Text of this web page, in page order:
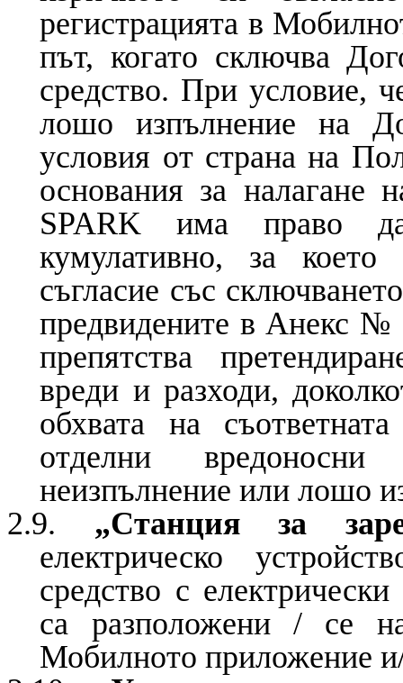
регистрацията в
път, когато сключва
средство. При условие,
лошо изпълнение на
условия от страна на
основания за
SPARK има право
кумулативно, за което
съгласие със
предвидените в Анекс №
препятства
вреди и разходи,
обхвата на
отделни
неизпълнение или лошо
2.9. „Станция за
електрическо
средство с
са разположени / се
Мобилното приложение